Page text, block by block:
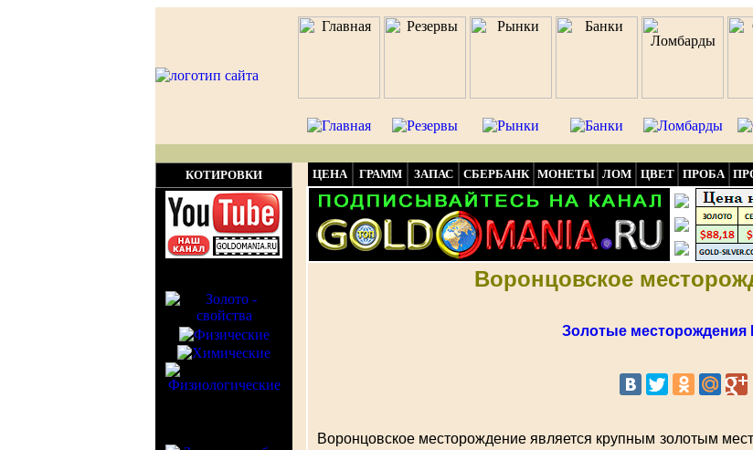
КОТИРОВКИ ЦЕНА ГРАММ ЗАПАС СБЕРБАНК МОНЕТЫ ЛОМ ЦВЕТ ПРОБА
Воронцовское
Золотые месторождения
Воронцовское месторождение является крупным золотым